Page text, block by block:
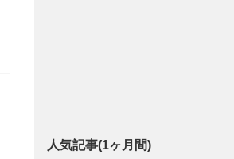
人気記事(1ヶ月間)